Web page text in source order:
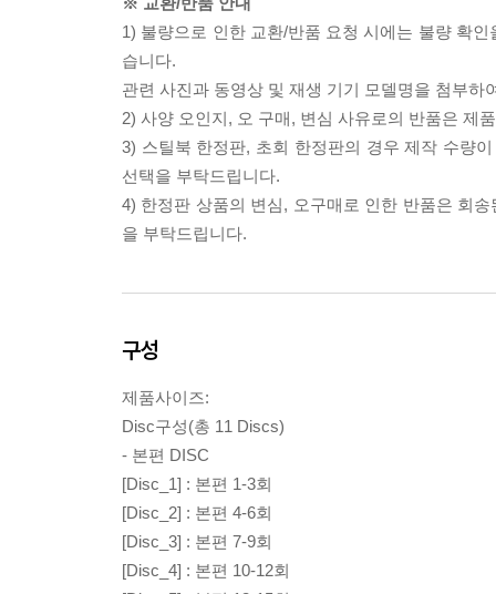
1) 불량으로 인한 교환/반품 요청 시에는 불량 확
습니다.
관련 사진과 동영상 및 재생 기기 모델명을 첨부하
2) 사양 오인지, 오 구매, 변심 사유로의 반품은 제
3) 스틸북 한정판, 초회 한정판의 경우 제작 수량
선택을 부탁드립니다.
4) 한정판 상품의 변심, 오구매로 인한 반품은 회
을 부탁드립니다.
구성
제품사이즈:
Disc구성(총 11 Discs)
- 본편 DISC
[Disc_1] : 본편 1-3회
[Disc_2] : 본편 4-6회
[Disc_3] : 본편 7-9회
[Disc_4] : 본편 10-12회